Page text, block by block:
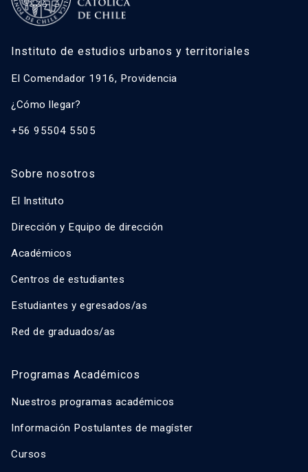
Instituto de estudios urbanos y territoriales
El Comendador 1916, Providencia
¿Cómo llegar?
+56 95504 5505
Sobre nosotros
El Instituto
Dirección y Equipo de dirección
Académicos
Centros de estudiantes
Estudiantes y egresados/as
Red de graduados/as
Programas Académicos
Nuestros programas académicos
Información Postulantes de magíster
Cursos